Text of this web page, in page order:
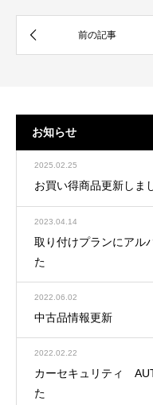
お知らせ
2025.02.25
お買い得商品更新しま
2023.04.14
取り付けプランにアル
た
2022.06.02
中古品情報更新
2022.02.22
カーセキュリティ
た